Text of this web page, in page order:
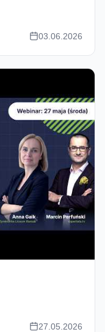
03.06.2026
27.05.2026